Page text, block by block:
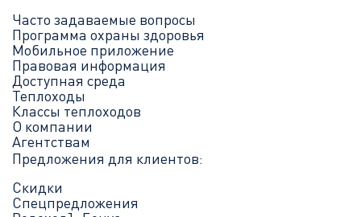
Часто задаваемые вопросы
Программа охраны здоровья
Мобильное приложение
Правовая информация
Доступная среда
Теплоходы
Классы теплоходов
О компании
Агентствам
Предложения для клиентов:
Скидки
Спецпредложения